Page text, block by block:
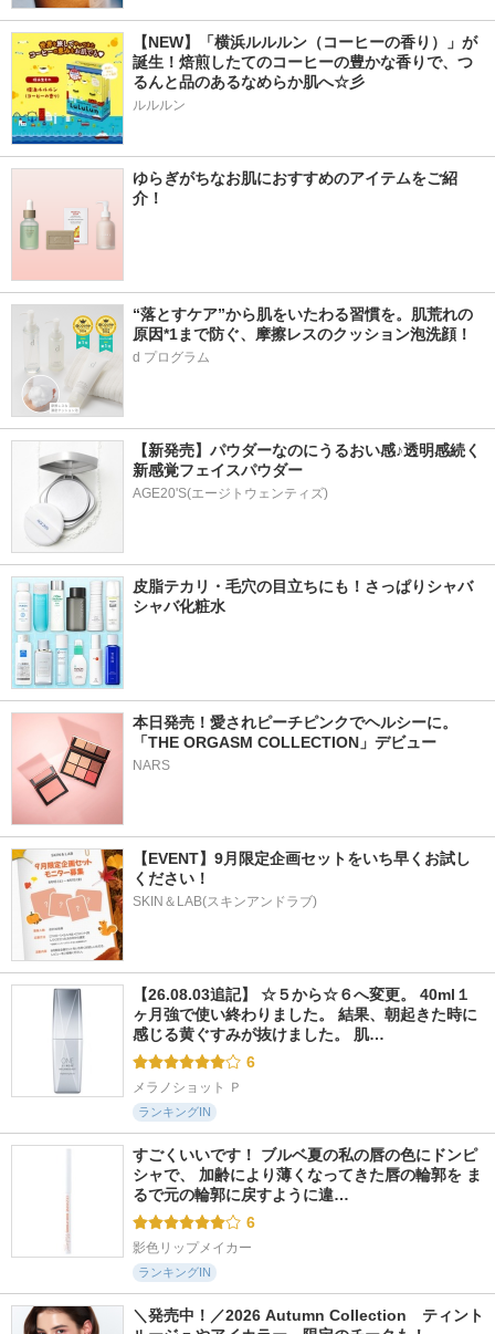
【NEW】「横浜ルルルン（コーヒーの香り）」が
誕生！焙煎したてのコーヒーの豊かな香りで、つ
るんと品のあるなめらか肌へ☆彡
ルルルン
ゆらぎがちなお肌におすすめのアイテムをご紹
介！
“落とすケア”から肌をいたわる習慣を。肌荒れの
原因*1まで防ぐ、摩擦レスのクッション泡洗顔！
d プログラム
【新発売】パウダーなのにうるおい感♪透明感続く
新感覚フェイスパウダー
AGE20'S(エージトウェンティズ)
皮脂テカリ・毛穴の目立ちにも！さっぱりシャバ
シャバ化粧水
本日発売！愛されピーチピンクでヘルシーに。
「THE ORGASM COLLECTION」デビュー
NARS
【EVENT】9月限定企画セットをいち早くお試し
ください！
SKIN＆LAB(スキンアンドラブ)
【26.08.03追記】 ☆５から☆６へ変更。 40ml１
ヶ月強で使い終わりました。 結果、朝起きた時に
感じる黄ぐすみが抜けました。 肌…
6
メラノショット Ｐ
ランキングIN
すごくいいです！ ブルベ夏の私の唇の色にドンピ
シャで、 加齢により薄くなってきた唇の輪郭を ま
るで元の輪郭に戻すように違…
6
影色リップメイカー
ランキングIN
＼発売中！／2026 Autumn Collection　ティント